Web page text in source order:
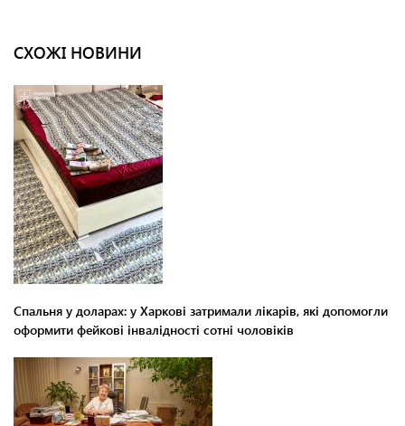
СХОЖІ НОВИНИ
Спальня у доларах: у Харкові затримали лікарів, які допомогли
оформити фейкові інвалідності сотні чоловіків